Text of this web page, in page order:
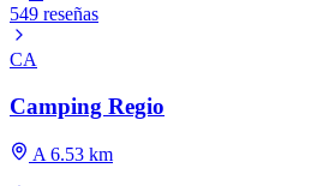
549 reseñas
CA
Camping Regio
A 6.53 km